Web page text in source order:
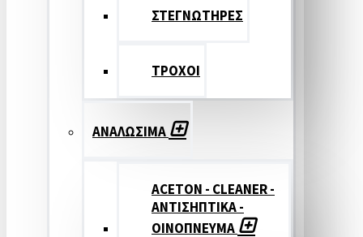
ΣΤΕΓΝΩΤΗΡΕΣ
ΤΡΟΧΟΙ
ΑΝΑΛΩΣΙΜΑ
ACETON - CLEANER -
ΑΝΤΙΣΗΠΤΙΚΑ -
ΟΙΝΟΠΝΕΥΜΑ